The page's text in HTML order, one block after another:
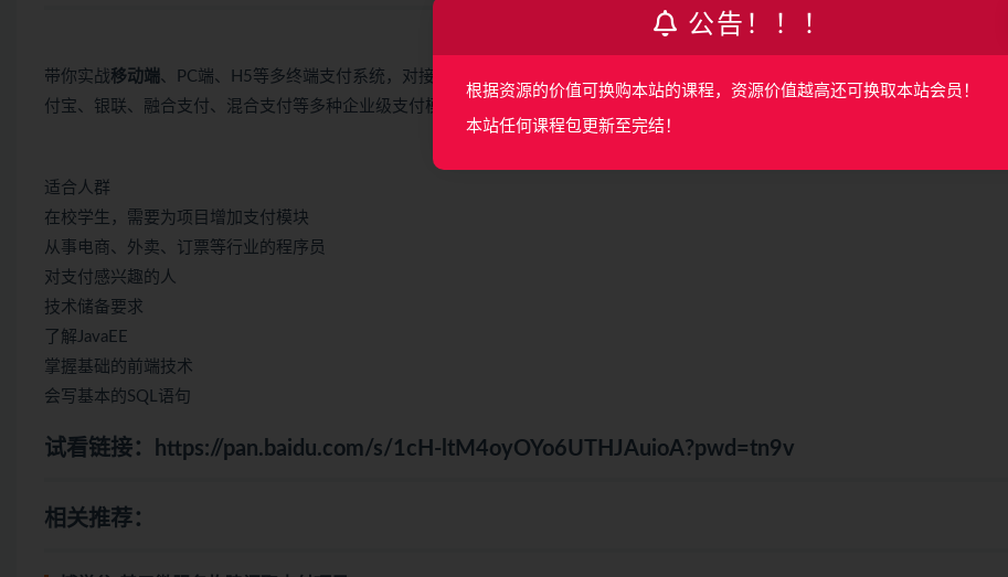
带你实战移动端、PC端、H5等多终端支付系统，对接各类真实业务系统，如外卖、电商、订票等各行业的业务系统，并支持微信、支
付宝、银联、融合支付、混合支付等多种企业级支付模式，
适合人群
在校学生，需要为项目增加支付模块
从事电商、外卖、订票等行业的程序员
对支付感兴趣的人
技术储备要求
了解JavaEE
掌握基础的前端技术
会写基本的SQL语句
试看链接： https://pan.baidu.com/s/1cH-ltM4oyOYo6UTHJAuioA?pwd=tn9v
相关推荐：
公告！！！
根据资源的价值可换购本站的课程，资源价值越高还可换取本站会员！
本站任何课程包更新至完结！